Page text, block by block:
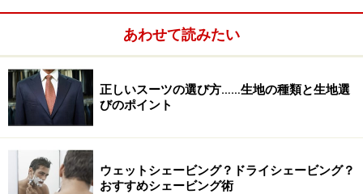
作る場所でノットの大きさが決まってくるので調整しま
手順03
Photo：石井幸久
あわせて読みたい
正しいスーツの選び方……生地の種類と生地選
びのポイント
ウェットシェービング？ドライシェービング？
おすすめシェービング術